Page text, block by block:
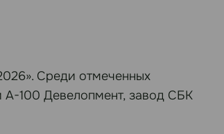
Среди отмеченных
А-100 Девелопмент, завод СБК